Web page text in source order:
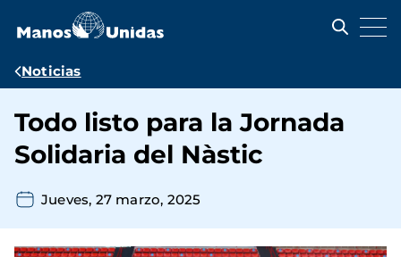
contenido
Ruta
navegación
Noticias
Todo listo para la Jornada
Solidaria del Nàstic
Jueves, 27 marzo, 2025